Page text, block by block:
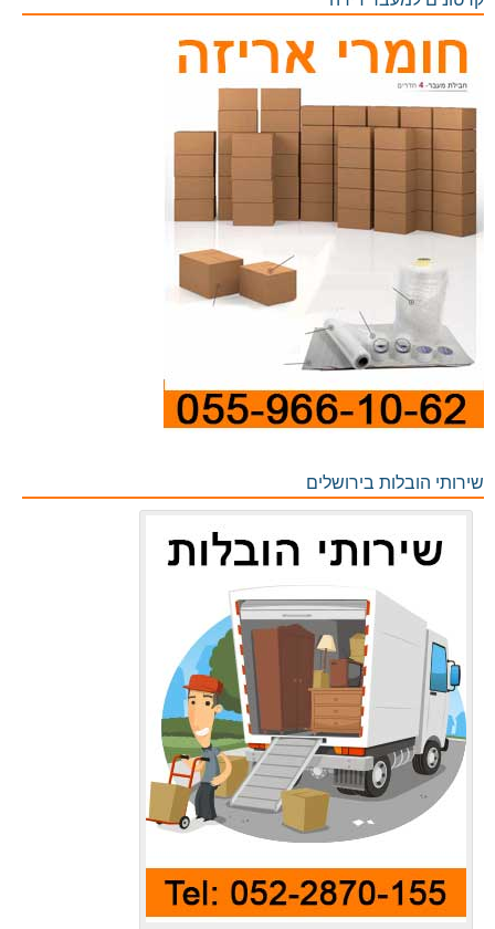
שירותי הובלות בירושלים